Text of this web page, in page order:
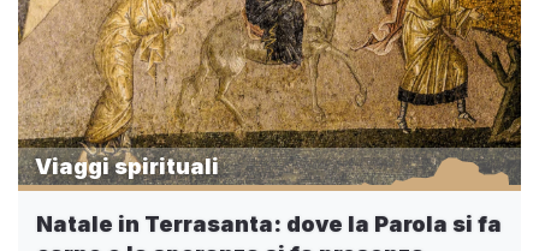
Viaggi spirituali
Natale in Terrasanta: dove la Parola si fa